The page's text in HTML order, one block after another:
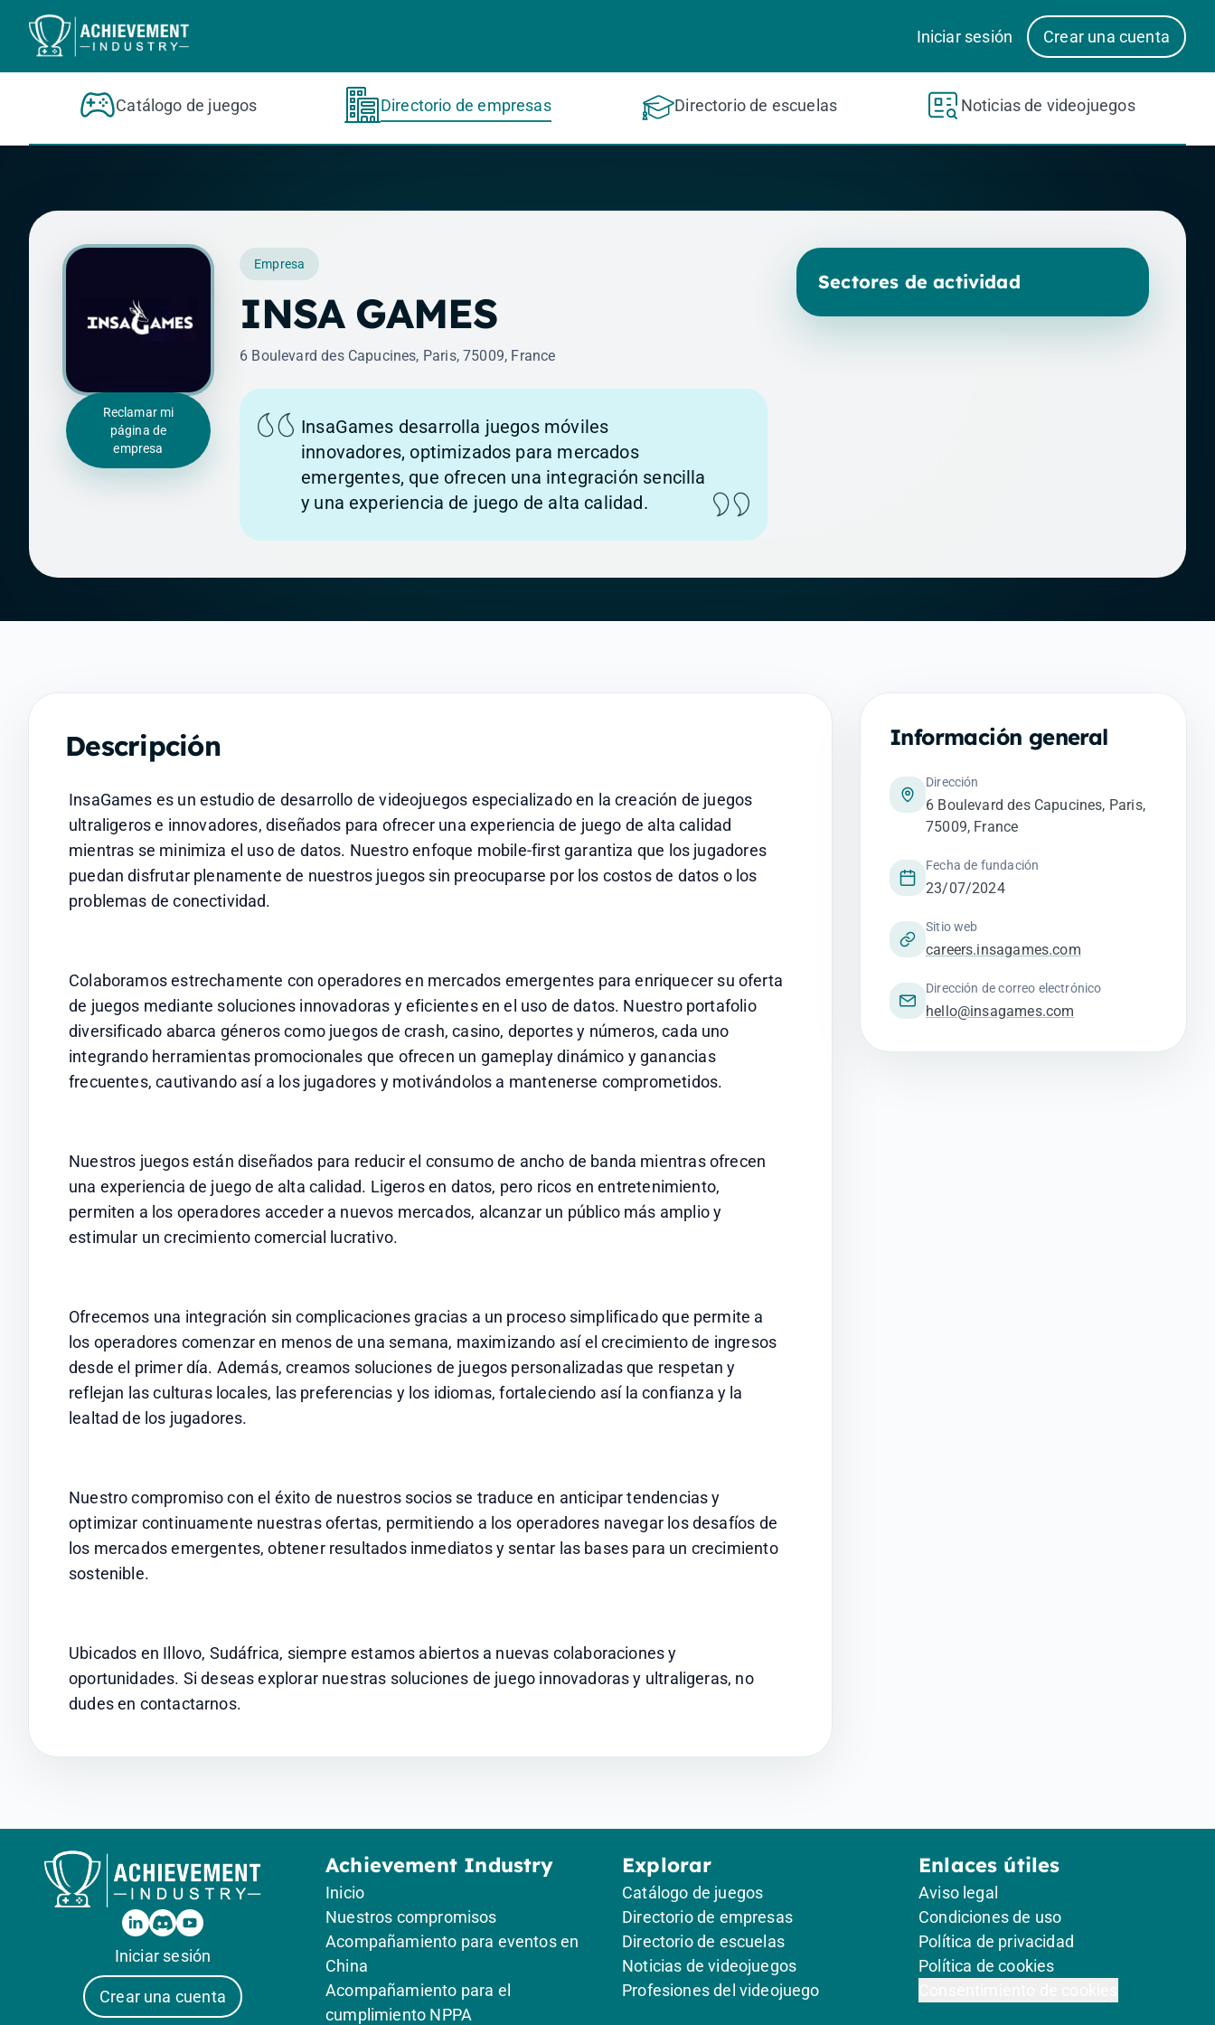
Saltar al contenido principal
Iniciar sesión
Crear una cuenta
Catálogo de juegos Directorio de empresas Directorio de escuelas Noticias de videojuegos
Reclamar mi
página de
empresa
Empresa
INSA GAMES
6 Boulevard des Capucines, Paris, 75009, France
InsaGames desarrolla juegos móviles
innovadores, optimizados para mercados
emergentes, que ofrecen una integración sencilla
y una experiencia de juego de alta calidad.
Sectores de actividad
Descripción
InsaGames es un estudio de desarrollo de videojuegos especializado en la creación de juegos
ultraligeros e innovadores, diseñados para ofrecer una experiencia de juego de alta calidad
mientras se minimiza el uso de datos. Nuestro enfoque mobile-first garantiza que los jugadores
puedan disfrutar plenamente de nuestros juegos sin preocuparse por los costos de datos o los
problemas de conectividad.
Colaboramos estrechamente con operadores en mercados emergentes para enriquecer su oferta
de juegos mediante soluciones innovadoras y eficientes en el uso de datos. Nuestro portafolio
diversificado abarca géneros como juegos de crash, casino, deportes y números, cada uno
integrando herramientas promocionales que ofrecen un gameplay dinámico y ganancias
frecuentes, cautivando así a los jugadores y motivándolos a mantenerse comprometidos.
Nuestros juegos están diseñados para reducir el consumo de ancho de banda mientras ofrecen
una experiencia de juego de alta calidad. Ligeros en datos, pero ricos en entretenimiento,
permiten a los operadores acceder a nuevos mercados, alcanzar un público más amplio y
estimular un crecimiento comercial lucrativo.
Ofrecemos una integración sin complicaciones gracias a un proceso simplificado que permite a
los operadores comenzar en menos de una semana, maximizando así el crecimiento de ingresos
desde el primer día. Además, creamos soluciones de juegos personalizadas que respetan y
reflejan las culturas locales, las preferencias y los idiomas, fortaleciendo así la confianza y la
lealtad de los jugadores.
Nuestro compromiso con el éxito de nuestros socios se traduce en anticipar tendencias y
optimizar continuamente nuestras ofertas, permitiendo a los operadores navegar los desafíos de
los mercados emergentes, obtener resultados inmediatos y sentar las bases para un crecimiento
sostenible.
Ubicados en Illovo, Sudáfrica, siempre estamos abiertos a nuevas colaboraciones y
oportunidades. Si deseas explorar nuestras soluciones de juego innovadoras y ultraligeras, no
dudes en contactarnos.
Información general
Dirección
6 Boulevard des Capucines, Paris,
75009, France
Fecha de fundación
23/07/2024
Sitio web
careers.insagames.com
Dirección de correo electrónico
hello@insagames.com
Iniciar sesión
Crear una cuenta
Achievement Industry
Inicio
Nuestros compromisos
Acompañamiento para eventos en
China
Acompañamiento para el
cumplimiento NPPA
Explorar
Catálogo de juegos
Directorio de empresas
Directorio de escuelas
Noticias de videojuegos
Profesiones del videojuego
Enlaces útiles
Aviso legal
Condiciones de uso
Política de privacidad
Política de cookies